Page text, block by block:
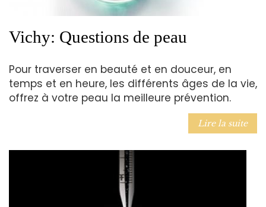
Vichy: Questions de peau
Pour traverser en beauté et en douceur, en
temps et en heure, les différents âges de la vie,
offrez à votre peau la meilleure prévention.
Lire la suite